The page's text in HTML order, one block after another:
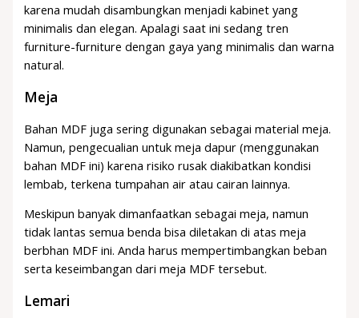
karena mudah disambungkan menjadi kabinet yang
minimalis dan elegan. Apalagi saat ini sedang tren
furniture-furniture dengan gaya yang minimalis dan warna
natural.
Meja
Bahan MDF juga sering digunakan sebagai material meja.
Namun, pengecualian untuk meja dapur (menggunakan
bahan MDF ini) karena risiko rusak diakibatkan kondisi
lembab, terkena tumpahan air atau cairan lainnya.
Meskipun banyak dimanfaatkan sebagai meja, namun
tidak lantas semua benda bisa diletakan di atas meja
berbhan MDF ini. Anda harus mempertimbangkan beban
serta keseimbangan dari meja MDF tersebut.
Lemari